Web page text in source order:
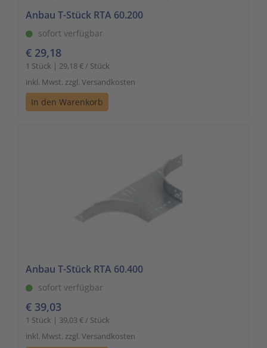
Anbau T-Stück RTA 60.200
sofort verfügbar
€ 29,18
1 Stück | 29,18 € / Stück
inkl. Mwst. zzgl. Versandkosten
In den Warenkorb
Anbau T-Stück RTA 60.400
sofort verfügbar
€ 39,03
1 Stück | 39,03 € / Stück
inkl. Mwst. zzgl. Versandkosten